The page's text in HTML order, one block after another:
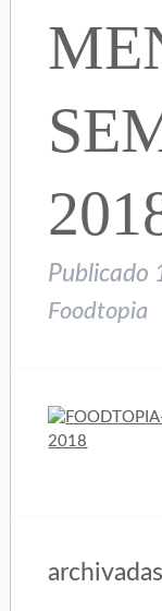
Publicado
Foodtopia